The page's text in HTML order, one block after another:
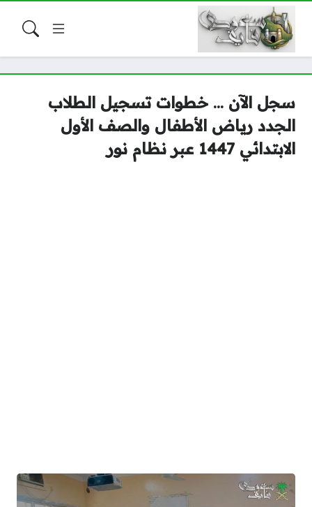
سجل الآن … خطوات تسجيل الطلاب
الجدد رياض الأطفال والصف الأول
الابتدائي 1447 عبر نظام نور